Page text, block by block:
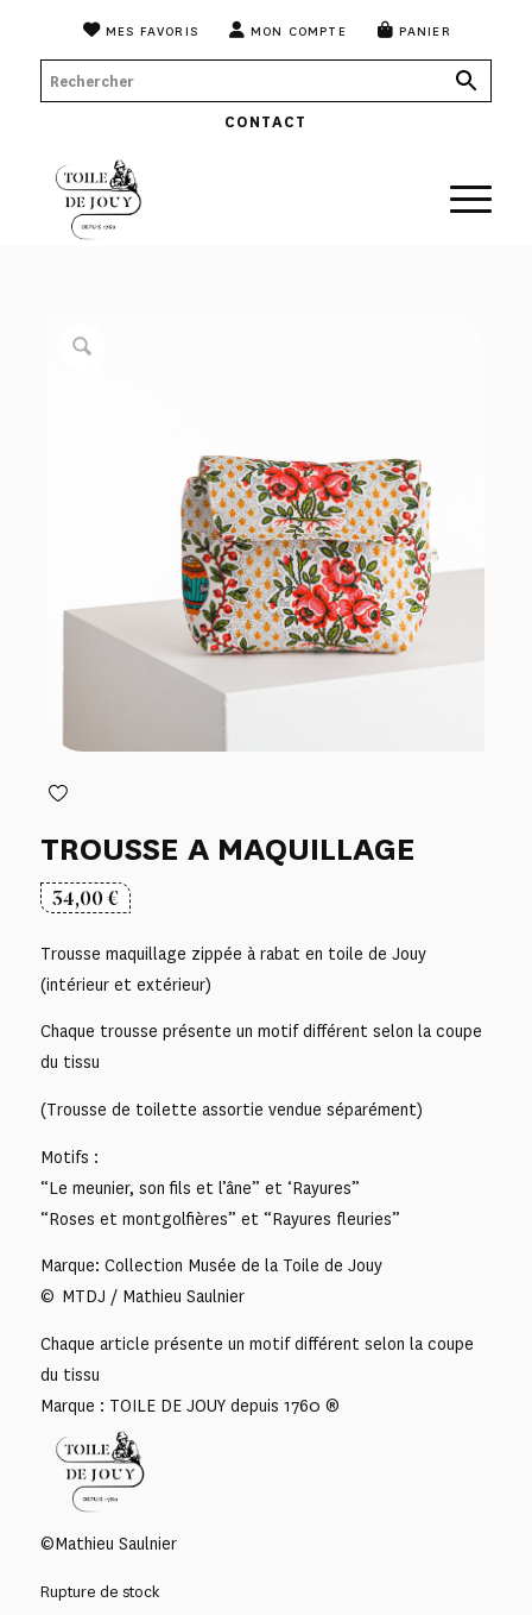
MES FAVORIS MON COMPTE PANIER
CONTACT
TROUSSE A MAQUILLAGE
34,00€
Trousse maquillage zippée à rabat en toile de Jouy
(intérieur et extérieur)
Chaque trousse présente un motif différent selon la coupe
du tissu
(Trousse de toilette assortie vendue séparément)
Motifs :
“Le meunier, son fils et l’âne” et ‘Rayures”
“Roses et montgolfières” et “Rayures fleuries”
Marque: Collection Musée de la Toile de Jouy
© MTDJ / Mathieu Saulnier
Chaque article présente un motif différent selon la coupe
du tissu
Marque : TOILE DE JOUY depuis 1760 ®
©Mathieu Saulnier
Rupture de stock